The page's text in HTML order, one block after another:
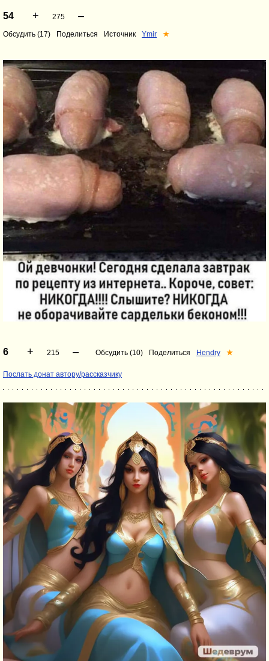
54 + 275 –
Обсудить (17) Поделиться Источник Ymir ★
6 + 215 – Обсудить (10) Поделиться Hendry ★
Послать донат автору/рассказчику